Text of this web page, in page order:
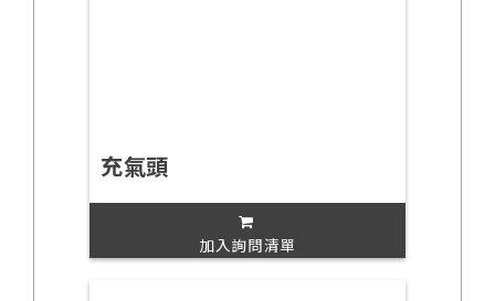
充氣頭
加入詢問清單